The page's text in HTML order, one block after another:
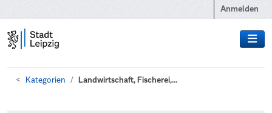
Anmelden
Kategorien Landwirtschaft, Fischerei,...